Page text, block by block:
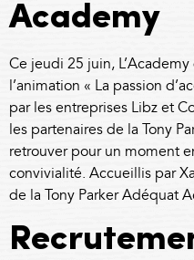
Academy
Ce jeudi 25 juin,
l’animation « La passion
par les entreprises Libz et
les partenaires de la Tony
retrouver pour un moment
convivialité. Accueillis par
de la Tony Parker Adéquat